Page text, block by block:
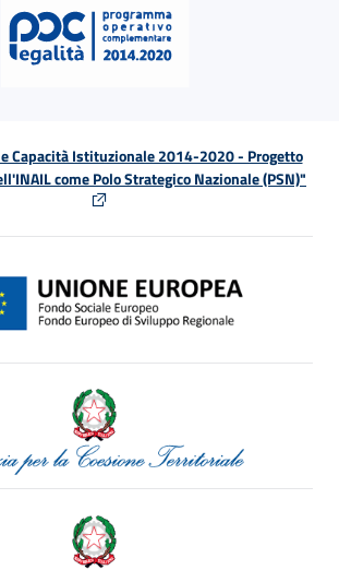
e Capacità Istituzionale 2014-2020 - Progetto
come Polo Strategico Nazionale (PSN)"